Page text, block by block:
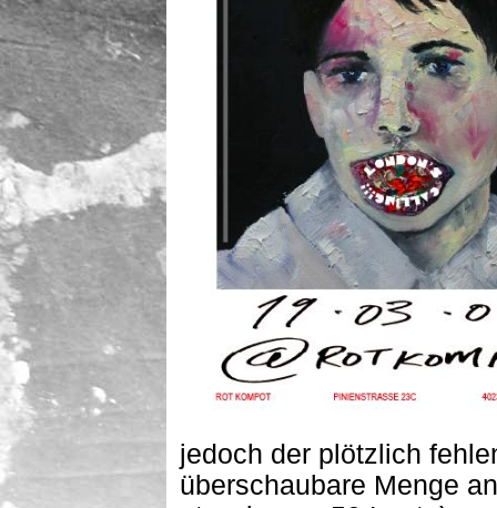
jedoch der plötzlich
überschaubare Menge